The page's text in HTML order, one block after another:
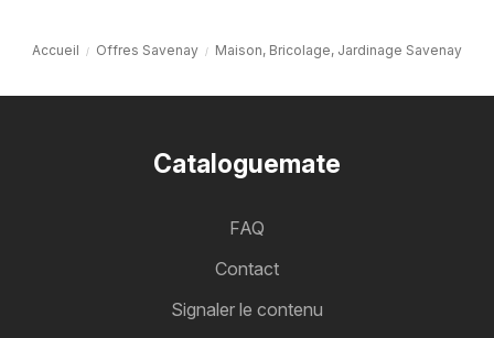
Accueil Offres Savenay Maison, Bricolage, Jardinage Savenay
Cataloguemate
FAQ
Contact
Signaler le contenu